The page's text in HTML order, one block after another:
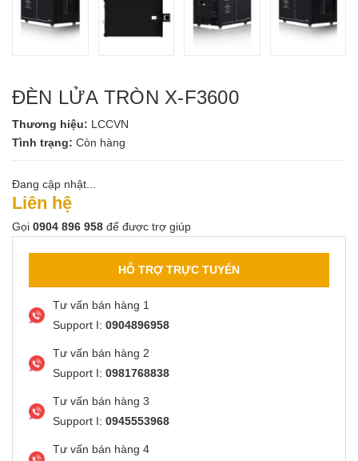
ĐÈN LỬA TRÒN X-F3600
Thương hiệu: LCCVN
Tình trạng: Còn hàng
Đang cập nhật...
Liên hệ
Gọi 0904 896 958 để được trợ giúp
HỖ TRỢ TRỰC TUYẾN
Tư vấn bán hàng 1
Support I: 0904896958
Tư vấn bán hàng 2
Support I: 0981768838
Tư vấn bán hàng 3
Support I: 0945553968
Tư vấn bán hàng 4